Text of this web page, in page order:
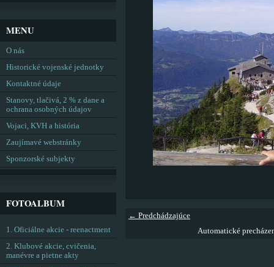
← Predchádzajúce
Automatické
MENU
O nás
Historické vojenské jednotky
Kontaktné údaje
Stanovy, tlačivá, 2 % z dane a
ochrana osobných údajov
Vojaci, KVH a história
Zaujímavé webstránky
Sponzorské subjekty
FOTOALBUM
1. Oficiálne akcie - reenactment
2. Klubové akcie, cvičenia,
manévre a pietne akty